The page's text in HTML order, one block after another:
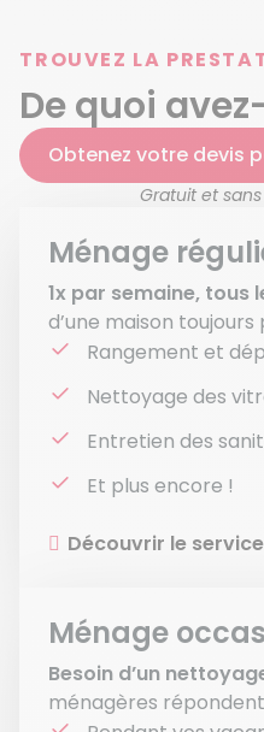
TROUVEZ LA
De quoi
Obtenez votre devis
Gratuit et
Ménage
1x par semaine, tous
d’une maison toujours
Rangement et
Nettoyage des
Entretien des
Et plus encore !
Découvrir le service
Ménage
Besoin d’un
ménagères